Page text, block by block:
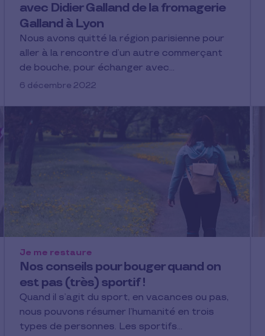
avec Didier Galland de la fromagerie
Galland à Lyon
Nous avons quitté la région parisienne pour
aller à la rencontre d’un autre commerçant
de bouche, pour échanger avec…
6 décembre 2022
Nos conseils pour bouger quand on
est pas (très) sportif !
Je me restaure
Quand il s’agit du sport, en vacances ou pas,
nous pouvons résumer l’humanité en trois
types de personnes. Les sportifs…